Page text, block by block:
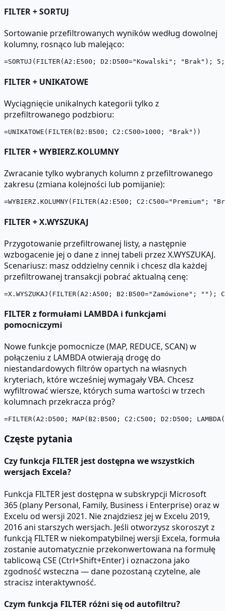
FILTER + SORTUJ
Sortowanie przefiltrowanych wyników według dowolnej
kolumny, rosnąco lub malejąco:
FILTER + UNIKATOWE
Wyciągnięcie unikalnych kategorii tylko z
przefiltrowanego podzbioru:
FILTER + WYBIERZ.KOLUMNY
Zwracanie tylko wybranych kolumn z przefiltrowanego
zakresu (zmiana kolejności lub pomijanie):
FILTER + X.WYSZUKAJ
Przygotowanie przefiltrowanej listy, a następnie
wzbogacenie jej o dane z innej tabeli przez X.WYSZUKAJ.
Scenariusz: masz oddzielny cennik i chcesz dla każdej
przefiltrowanej transakcji pobrać aktualną cenę:
FILTER z formułami LAMBDA i funkcjami
pomocniczymi
Nowe funkcje pomocnicze (MAP, REDUCE, SCAN) w
połączeniu z LAMBDA otwierają drogę do
niestandardowych filtrów opartych na własnych
kryteriach, które wcześniej wymagały VBA. Chcesz
wyfiltrować wiersze, których suma wartości w trzech
kolumnach przekracza próg?
Częste pytania
Czy funkcja FILTER jest dostępna we wszystkich
wersjach Excela?
Funkcja FILTER jest dostępna w subskrypcji Microsoft
365 (plany Personal, Family, Business i Enterprise) oraz w
Excelu od wersji 2021. Nie znajdziesz jej w Excelu 2019,
2016 ani starszych wersjach. Jeśli otworzysz skoroszyt z
funkcją FILTER w niekompatybilnej wersji Excela, formuła
zostanie automatycznie przekonwertowana na formułę
tablicową CSE (Ctrl+Shift+Enter) i oznaczona jako
zgodność wsteczna — dane pozostaną czytelne, ale
stracisz interaktywność.
Czym funkcja FILTER różni się od autofiltru?